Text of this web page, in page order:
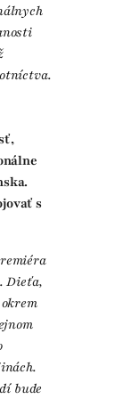
s
Dieťa,
bude